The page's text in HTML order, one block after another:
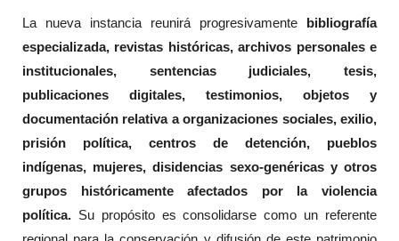
La nueva instancia reunirá progresivamente bibliografía
especializada, revistas históricas, archivos personales e
institucionales, sentencias judiciales, tesis,
publicaciones digitales, testimonios, objetos y
documentación relativa a organizaciones sociales, exilio,
prisión política, centros de detención, pueblos
indígenas, mujeres, disidencias sexo-genéricas y otros
grupos históricamente afectados por la violencia
política.Su propósito es consolidarse como un referente